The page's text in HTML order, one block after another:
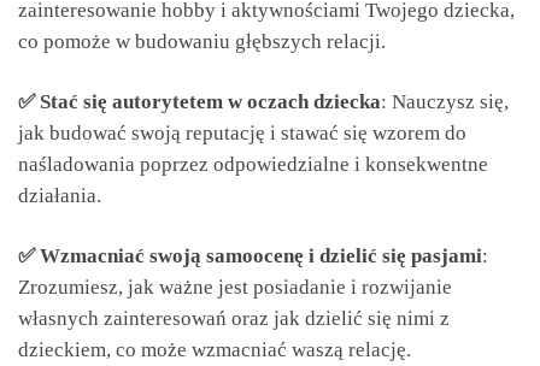
zainteresowanie hobby i aktywnościami Twojego dziecka,
co pomoże w budowaniu głębszych relacji.
✅ Stać się autorytetem w oczach dziecka: Nauczysz się,
jak budować swoją reputację i stawać się wzorem do
naśladowania poprzez odpowiedzialne i konsekwentne
działania.
✅ Wzmacniać swoją samoocenę i dzielić się pasjami:
Zrozumiesz, jak ważne jest posiadanie i rozwijanie
własnych zainteresowań oraz jak dzielić się nimi z
dzieckiem, co może wzmacniać waszą relację.